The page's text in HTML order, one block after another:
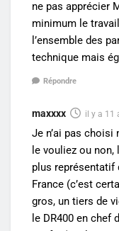
ne pas apprécier
minimum le
l’ensemble des
technique mais
Répondre
maxxxx il y a 11
Je n’ai pas choisi
le vouliez ou non,
plus représentatif
France (c’est
gros, un tiers de
le DR400 en chef